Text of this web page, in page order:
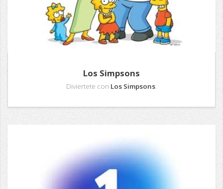
Los Simpsons
Diviertete con Los Simpsons.